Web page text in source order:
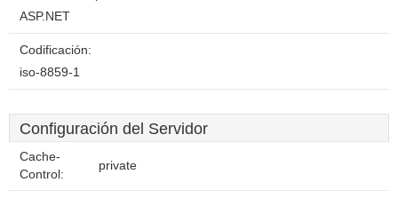
ASP.NET
Codificación:
iso-8859-1
Configuración del Servidor
Cache-
Control:
private